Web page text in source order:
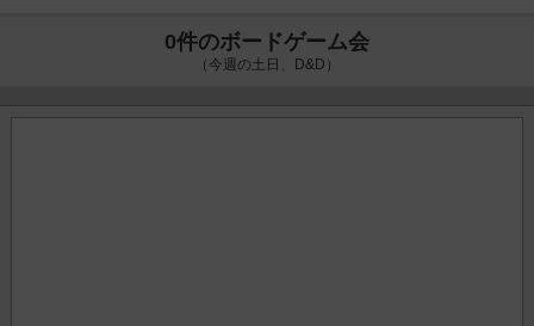
0件のボードゲーム会
（今週の土日、D&D）